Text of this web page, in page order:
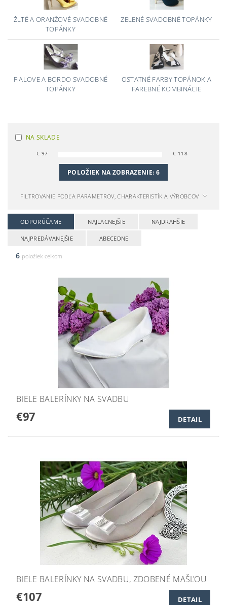
ŽLTÉ A ORANŽOVÉ SVADOBNÉ
TOPÁNKY
ZELENÉ SVADOBNÉ TOPÁNKY
FIALOVE A BORDO SVADOBNÉ
TOPÁNKY
OSTATNÉ FARBY TOPÁNOK A
FAREBNÉ KOMBINÁCIE
NA SKLADE
€ 97 € 118
POLOŽIEK NA ZOBRAZENIE: 6
FILTROVANIE PODĽA PARAMETROV, CHARAKTERISTÍK A VÝROBCOV
ODPORÚČAME NAJLACNEJŠIE NAJDRAHŠIE
NAJPREDÁVANEJŠIE ABECEDNE
6 položiek celkom
BIELE BALERÍNKY NA SVADBU
€97 DETAIL
BIELE BALERÍNKY NA SVADBU, ZDOBENÉ MAŠĽOU
€107 DETAIL